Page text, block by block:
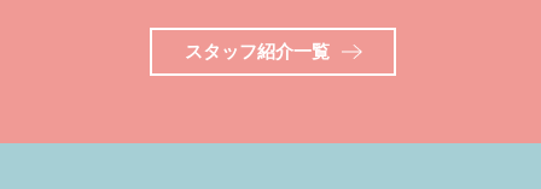
スタッフ紹介一覧